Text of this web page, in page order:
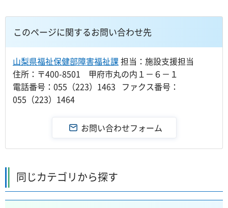
このページに関するお問い合わせ先
山梨県福祉保健部障害福祉課担当：施設支援担当
住所：〒400-8501 甲府市丸の内１－６－１
電話番号：055（223）1463 ファクス番号：
055（223）1464
同じカテゴリから探す